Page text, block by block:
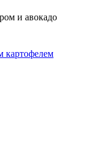
и авокадо
картофелем